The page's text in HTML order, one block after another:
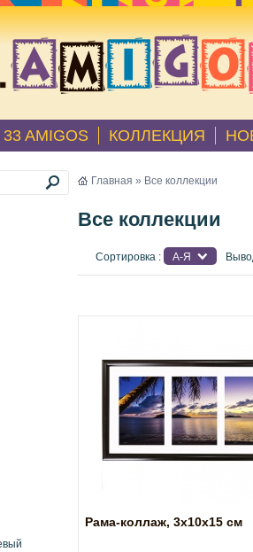
33 AMIGOS КОЛЛЕКЦИЯ
Главная » Все коллекции
Все коллекции
А-Я
Сортировка :
Рама-коллаж, 3х10х15 см